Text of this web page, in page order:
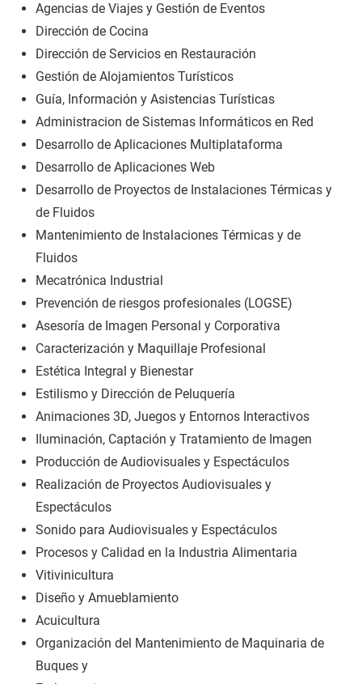
Agencias de Viajes y Gestión de Eventos
Dirección de Cocina
Dirección de Servicios en Restauración
Gestión de Alojamientos Turísticos
Guía, Información y Asistencias Turísticas
Administracion de Sistemas Informáticos en Red
Desarrollo de Aplicaciones Multiplataforma
Desarrollo de Aplicaciones Web
Desarrollo de Proyectos de Instalaciones Térmicas y
de Fluidos
Mantenimiento de Instalaciones Térmicas y de
Fluidos
Mecatrónica Industrial
Prevención de riesgos profesionales (LOGSE)
Asesoría de Imagen Personal y Corporativa
Caracterización y Maquillaje Profesional
Estética Integral y Bienestar
Estilismo y Dirección de Peluquería
Animaciones 3D, Juegos y Entornos Interactivos
Iluminación, Captación y Tratamiento de Imagen
Producción de Audiovisuales y Espectáculos
Realización de Proyectos Audiovisuales y
Espectáculos
Sonido para Audiovisuales y Espectáculos
Procesos y Calidad en la Industria Alimentaria
Vitivinicultura
Diseño y Amueblamiento
Acuicultura
Organización del Mantenimiento de Maquinaria de
Buques y